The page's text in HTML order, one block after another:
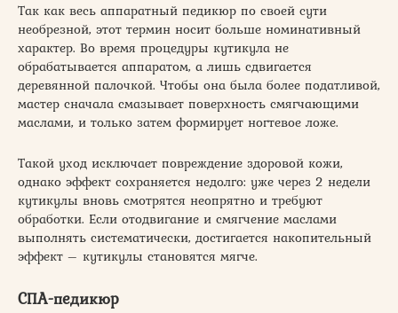
Так как весь аппаратный педикюр по своей сути
необрезной, этот термин носит больше номинативный
характер. Во время процедуры кутикула не
обрабатывается аппаратом, а лишь сдвигается
деревянной палочкой. Чтобы она была более податливой,
мастер сначала смазывает поверхность смягчающими
маслами, и только затем формирует ногтевое ложе.
Такой уход исключает повреждение здоровой кожи,
однако эффект сохраняется недолго: уже через 2 недели
кутикулы вновь смотрятся неопрятно и требуют
обработки. Если отодвигание и смягчение маслами
выполнять систематически, достигается накопительный
эффект – кутикулы становятся мягче.
СПА-педикюр